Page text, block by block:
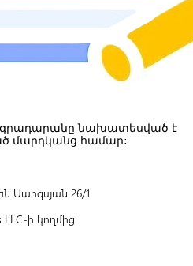
գրադարանը նախատեսված է
մարդկանց համար:
Սարգսյան 26/1
ի կողմից